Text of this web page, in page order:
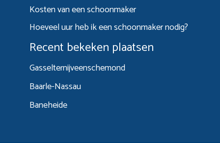
Kosten van een schoonmaker
Hoeveel uur heb ik een schoonmaker nodig?
Recent bekeken plaatsen
Gasselternijveenschemond
Baarle-Nassau
Baneheide